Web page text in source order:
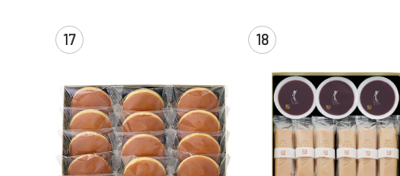
17 18